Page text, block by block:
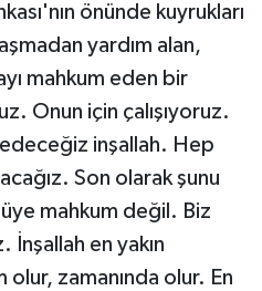
önünde kuyrukları
yardım alan,
mahkum eden bir
Onun için çalışıyoruz.
inşallah. Hep
Son olarak şunu
mahkum değil. Biz
İnşallah en yakın
zamanında olur. En